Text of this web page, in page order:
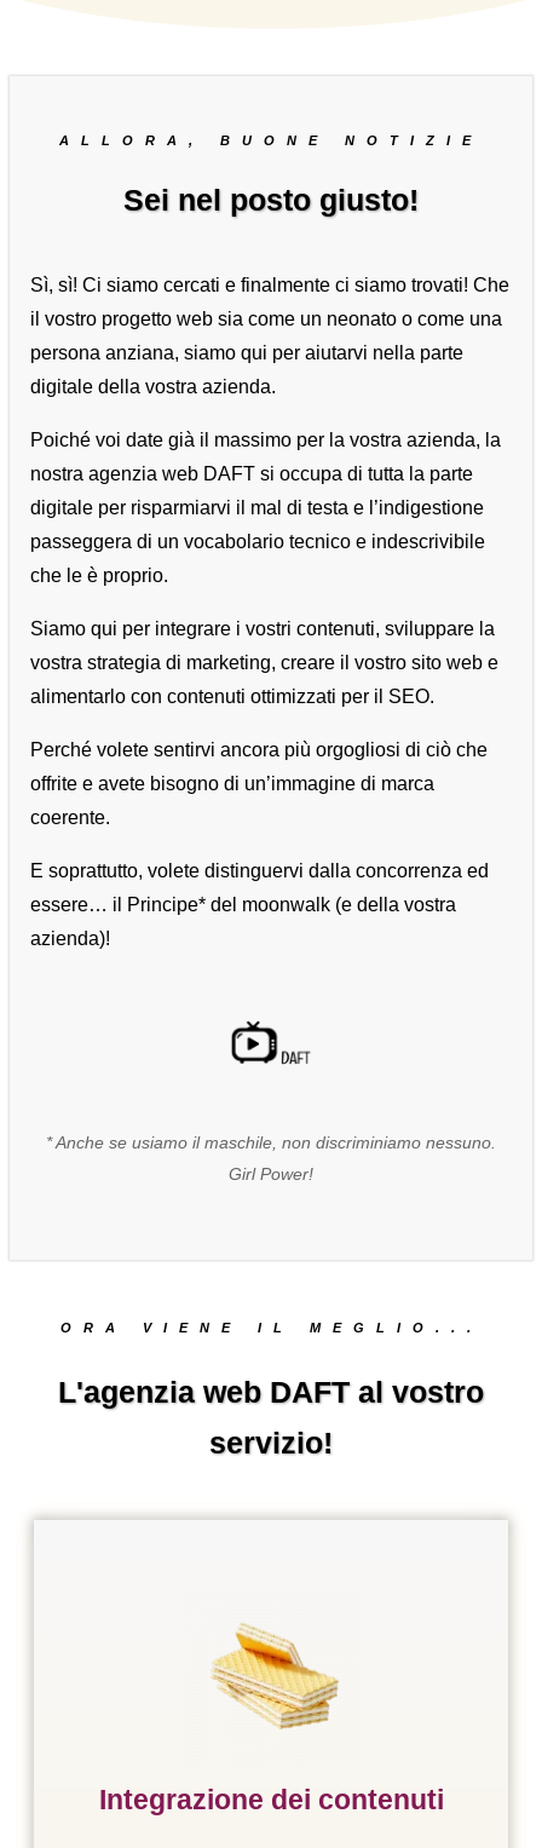
ALLORA, BUONE NOTIZIE
Sei nel posto giusto!
Sì, sì! Ci siamo cercati e finalmente ci siamo trovati! Che
il vostro progetto web sia come un neonato o come una
persona anziana, siamo qui per aiutarvi nella parte
digitale della vostra azienda.
Poiché voi date già il massimo per la vostra azienda, la
nostra agenzia web DAFT si occupa di tutta la parte
digitale per risparmiarvi il mal di testa e l’indigestione
passeggera di un vocabolario tecnico e indescrivibile
che le è proprio.
Siamo qui per integrare i vostri contenuti, sviluppare la
vostra strategia di marketing, creare il vostro sito web e
alimentarlo con contenuti ottimizzati per il SEO.
Perché volete sentirvi ancora più orgogliosi di ciò che
offrite e avete bisogno di un’immagine di marca
coerente.
E soprattutto, volete distinguervi dalla concorrenza ed
essere… il Principe* del moonwalk (e della vostra
azienda)!
* Anche se usiamo il maschile, non discriminiamo nessuno.
Girl Power!
ORA VIENE IL MEGLIO...
L'agenzia web DAFT al vostro
servizio!
Integrazione dei contenuti